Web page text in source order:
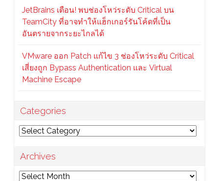
JetBrains เตือน! พบช่องโหว่ระดับ Critical บน
TeamCity ที่อาจทำให้แฮ็กเกอร์รันโค้ดที่เป็น
อันตรายจากระยะไกลได้
VMware ออก Patch แก้ไข 3 ช่องโหว่ระดับ Critical
เสี่ยงถูก Bypass Authentication และ Virtual
Machine Escape
Categories
Categories
Archives
Archives